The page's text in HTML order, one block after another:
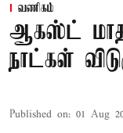
வணிகம்
ஆகஸ்ட்
நாட்கள்
Published on: 01 Aug